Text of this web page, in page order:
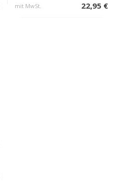
mit MwSt. 22,95 €